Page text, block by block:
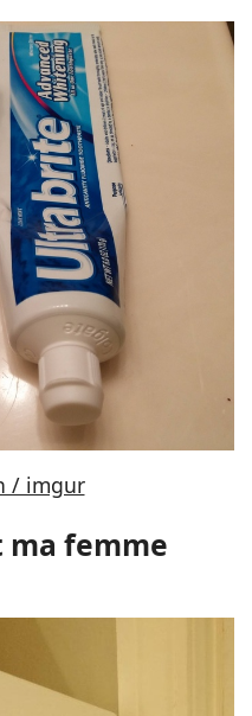
/ imgur
ma femme